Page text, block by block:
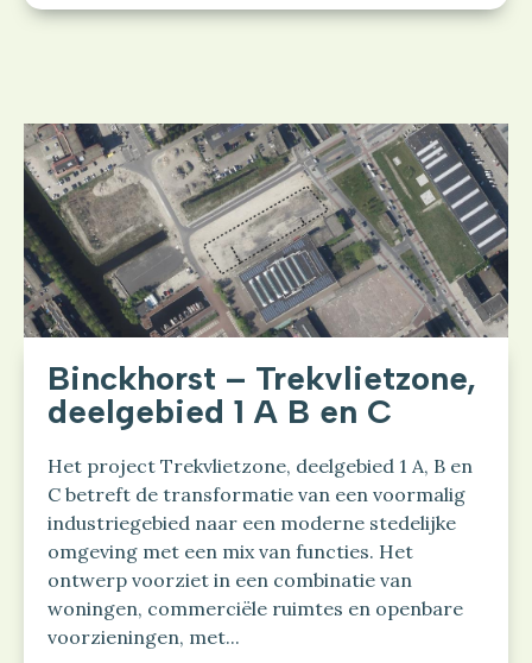
Binckhorst – Trekvlietzone,
deelgebied 1 A B en C
Het project Trekvlietzone, deelgebied 1 A, B en
C betreft de transformatie van een voormalig
industriegebied naar een moderne stedelijke
omgeving met een mix van functies. Het
ontwerp voorziet in een combinatie van
woningen, commerciële ruimtes en openbare
voorzieningen, met...